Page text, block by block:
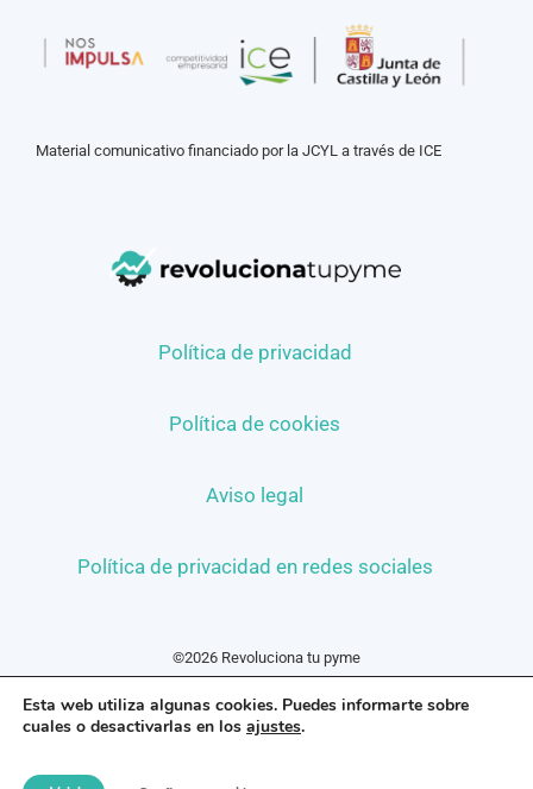
Material comunicativo financiado por la JCYL a través de ICE
Política de privacidad
Política de cookies
Aviso legal
Política de privacidad en redes sociales
©2026 Revoluciona tu pyme
Esta web utiliza algunas cookies. Puedes informarte sobre
cuales o desactivarlas en los ajustes.